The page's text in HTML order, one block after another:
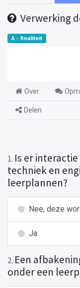
Verwerking
A - finaliteit
Over
Delen
1. Is er
techniek en
leerplannen?
Nee, deze
Ja
2. Een
onder een